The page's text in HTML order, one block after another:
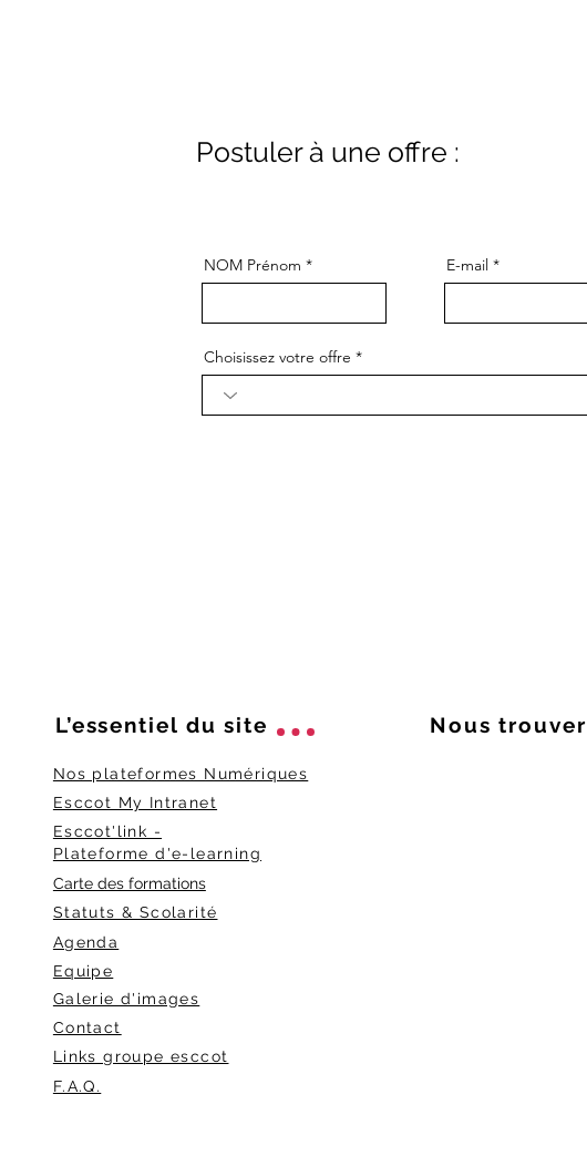
Postuler à une offre :
NOM Prénom E-mail
Choisissez votre offre
L’essentiel dusite
Nos plateformes Numériques
Esccot My Intranet
Esccot'link -
Plateforme d'e-learning
Carte des formations
Statuts & Scolarité
Agenda
Equipe
Galerie d'images
Contact
Links groupe esccot
F.A.Q.
Nous trouver